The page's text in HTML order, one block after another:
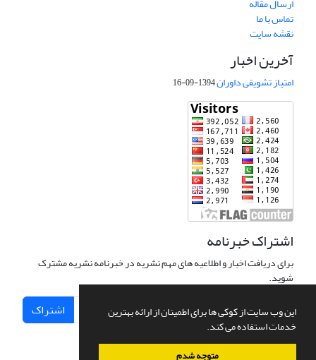
این وب سایت از کوکی ها برای اطمینان از ارائه بهترین
خدمات استفاده می کند.
متوجه شدم
ارسال مقاله
تماس با ما
نقشه سایت
آخرین اخبار
امتیاز تشویقی داوران1394-09-16
اشتراک خبرنامه
برای دریافت اخبار و اطلاعیه های مهم نشریه در خبرنامه نشریه مشترک
شوید.
اشتراک